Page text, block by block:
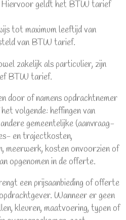
geldt het BTW tarief
tot maximum leeftijd van
van BTW tarief.
zakelijk als particulier, zijn
BTW tarief.
of namens opdrachtnemer
volgende: heffingen van
gemeentelijke (aanvraag-
en trajectkosten,
meerwerk, kosten onvoorzien of
opgenomen in de offerte.
een prijsaanbieding of offerte
Wanneer er geen
kleuren, maatvoering, typen of